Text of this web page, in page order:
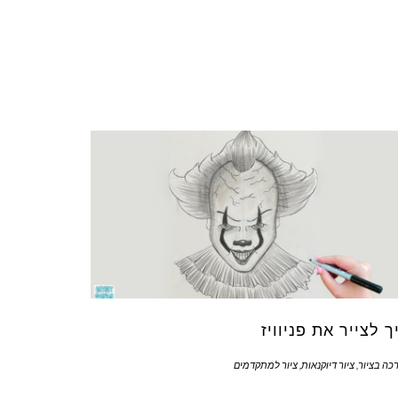
לצייר את פניוויז
בציור ציור דיוקנאות ציור למתקדמים